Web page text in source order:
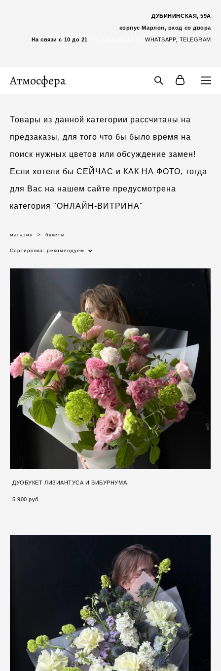
ДУБИНИНСКАЯ, 59А
корпус Марлон, вход со двора
На связи с 10 до 21
+7 (925) 250 12 21,WHATSAPP, TELEGRAM
Атмосфера
Товары из данной категории рассчитаны на
предзаказы, для того что бы было время на
поиск нужных цветов или обсуждение замен!
Если хотели бы СЕЙЧАС и КАК НА ФОТО, тогда
для Вас на нашем сайте предусмотрена
категория "ОНЛАЙН-ВИТРИНА"
магазин > букеты
Сортировка: рекомендуем
ДУОБУКЕТ ЛИЗИАНТУСА И ВИБУРНУМА
5 900 pуб.